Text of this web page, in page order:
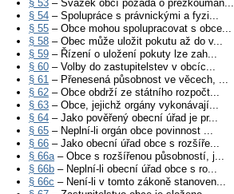
§ 53 – Svazek obcí požádá o přezkoumán...
§ 54 – Spolupráce s právnickými a fyzi...
§ 55 – Obce mohou spolupracovat s obce...
§ 58 – Obec může uložit pokutu až do v...
§ 59 – Řízení o uložení pokuty lze zah...
§ 60 – Volby do zastupitelstev v obcíc...
§ 61 – Přenesená působnost ve věcech, ...
§ 62 – Obce obdrží ze státního rozpočt...
§ 63 – Obce, jejichž orgány vykonávají...
§ 64 – Jako pověřený obecní úřad je pr...
§ 65 – Neplní-li orgán obce povinnost ...
§ 66 – Jako obecní úřad obce s rozšíře...
§ 66a– Obce s rozšířenou působností, j...
§ 66b – Neplní-li obecní úřad obce s ro...
§ 66c – Není-li v tomto zákoně stanoven...